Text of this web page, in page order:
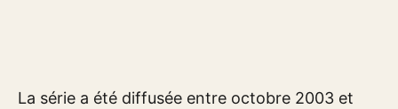
La série a été diffusée entre octobre 2003 et